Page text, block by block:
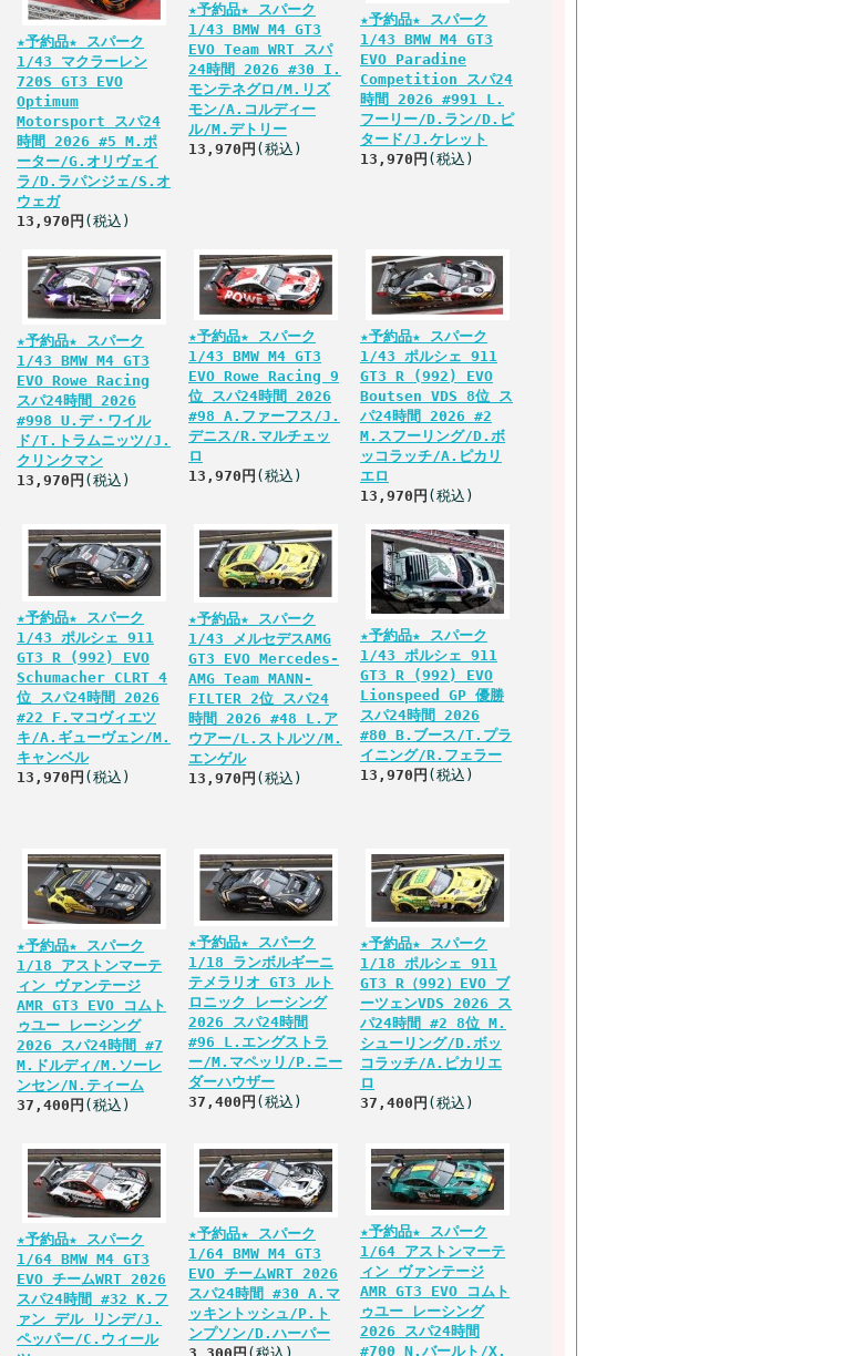
★予約品★ スパーク
1/43 マクラーレン
720S GT3 EVO
Optimum
Motorsport スパ24
時間 2026 #5 M.ポ
ーター/G.オリヴェイ
ラ/D.ラパンジェ/S.オ
ウェガ
13,970円 (税込)
★予約品★ スパーク
1/43 BMW M4 GT3
EVO Team WRT スパ
24時間 2026 #30 I.
モンテネグロ/M.リズ
モン/A.コルディー
ル/M.デトリー
13,970円 (税込)
★予約品★ スパーク
1/43 BMW M4 GT3
EVO Paradine
Competition スパ24
時間 2026 #991 L.
フーリー/D.ラン/D.ピ
タード/J.ケレット
13,970円 (税込)
★予約品★ スパーク
1/43 BMW M4 GT3
EVO Rowe Racing
スパ24時間 2026
#998 U.デ・ワイル
ド/T.トラムニッツ/J.
クリンクマン
13,970円 (税込)
★予約品★ スパーク
1/43 BMW M4 GT3
EVO Rowe Racing 9
位 スパ24時間 2026
#98 A.ファーフス/J.
デニス/R.マルチェッ
ロ
13,970円 (税込)
★予約品★ スパーク
1/43 ポルシェ 911
GT3 R (992) EVO
Boutsen VDS 8位 ス
パ24時間 2026 #2
M.スフーリング/D.ボ
ッコラッチ/A.ピカリ
エロ
13,970円 (税込)
★予約品★ スパーク
1/43 ポルシェ 911
GT3 R (992) EVO
Schumacher CLRT 4
位 スパ24時間 2026
#22 F.マコヴィエツ
キ/A.ギューヴェン/M.
キャンベル
13,970円 (税込)
★予約品★ スパーク
1/43 メルセデスAMG
GT3 EVO Mercedes-
AMG Team MANN-
FILTER 2位 スパ24
時間 2026 #48 L.ア
ウアー/L.ストルツ/M.
エンゲル
13,970円 (税込)
★予約品★ スパーク
1/43 ポルシェ 911
GT3 R (992) EVO
Lionspeed GP 優勝
スパ24時間 2026
#80 B.ブース/T.プラ
イニング/R.フェラー
13,970円 (税込)
★予約品★ スパーク
1/18 アストンマーテ
ィン ヴァンテージ
AMR GT3 EVO コムト
ゥユー レーシング
2026 スパ24時間 #7
M.ドルディ/M.ソーレ
ンセン/N.ティーム
37,400円 (税込)
★予約品★ スパーク
1/18 ランボルギーニ
テメラリオ GT3 ルト
ロニック レーシング
2026 スパ24時間
#96 L.エングストラ
ー/M.マペッリ/P.ニー
ダーハウザー
37,400円 (税込)
★予約品★ スパーク
1/18 ポルシェ 911
GT3 R（992）EVO ブ
ーツェンVDS 2026 ス
パ24時間 #2 8位 M.
シューリング/D.ボッ
コラッチ/A.ピカリエ
ロ
37,400円 (税込)
★予約品★ スパーク
1/64 BMW M4 GT3
EVO チームWRT 2026
スパ24時間 #32 K.フ
ァン デル リンデ/J.
ペッパー/C.ウィール
★予約品★ スパーク
1/64 BMW M4 GT3
EVO チームWRT 2026
スパ24時間 #30 A.マ
ッキントッシュ/P.ト
ンプソン/D.ハーパー
★予約品★ スパーク
1/64 アストンマーテ
ィン ヴァンテージ
AMR GT3 EVO コムト
ゥユー レーシング
2026 スパ24時間
#700 N.バールト/X.